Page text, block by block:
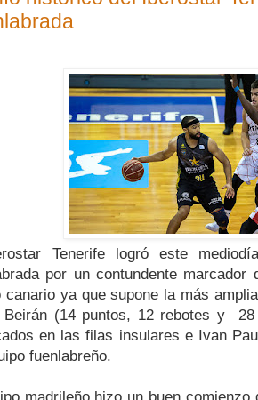
Tenerife logró este
por un contundente
canario ya que supone la más
Beirán (14 puntos, 12 rebotes y
en las filas insulares e Ivan
fuenlabreño.